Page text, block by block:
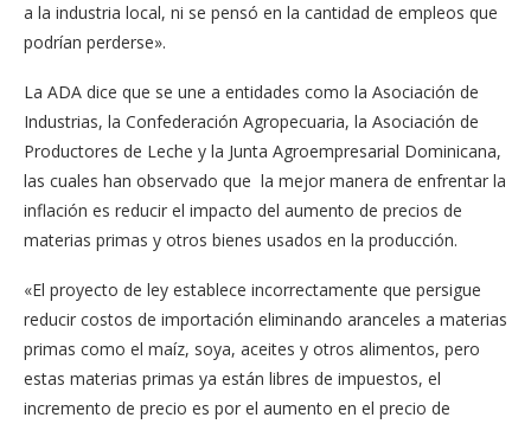
a la industria local, ni se pensó en la cantidad de empleos que
podrían perderse».
La ADA dice que se une a entidades como la Asociación de
Industrias, la Confederación Agropecuaria, la Asociación de
Productores de Leche y la Junta Agroempresarial Dominicana,
las cuales han observado que la mejor manera de enfrentar la
inflación es reducir el impacto del aumento de precios de
materias primas y otros bienes usados en la producción.
«El proyecto de ley establece incorrectamente que persigue
reducir costos de importación eliminando aranceles a materias
primas como el maíz, soya, aceites y otros alimentos, pero
estas materias primas ya están libres de impuestos, el
incremento de precio es por el aumento en el precio de